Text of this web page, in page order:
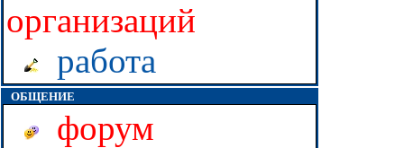
организаций
работа
ОБЩЕНИЕ
форум